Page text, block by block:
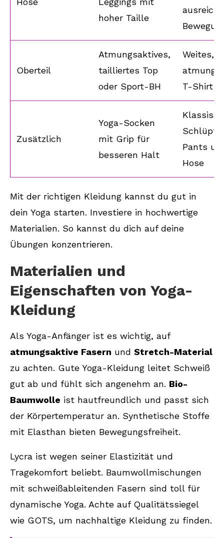
hoher Taille
Oberteil
Atmungsaktives,
tailliertes Top
oder Sport-BH
Weites,
T-Shirt
Zusätzlich
Yoga-Socken
mit Grip für
besseren Halt
Pants
Hose
Mit der richtigen Kleidung kannst du gut in
dein Yoga starten. Investiere in hochwertige
Materialien. So kannst du dich auf deine
Übungen konzentrieren.
Materialien und
Eigenschaften von Yoga-
Kleidung
Als Yoga-Anfänger ist es wichtig, auf
atmungsaktive Fasern und Stretch-Material
zu achten. Gute Yoga-Kleidung leitet Schweiß
gut ab und fühlt sich angenehm an. Bio-
Baumwolle ist hautfreundlich und passt sich
der Körpertemperatur an. Synthetische Stoffe
mit Elasthan bieten Bewegungsfreiheit.
Lycra ist wegen seiner Elastizität und
Tragekomfort beliebt. Baumwollmischungen
mit schweißableitenden Fasern sind toll für
dynamische Yoga. Achte auf Qualitätssiegel
wie GOTS, um nachhaltige Kleidung zu finden.